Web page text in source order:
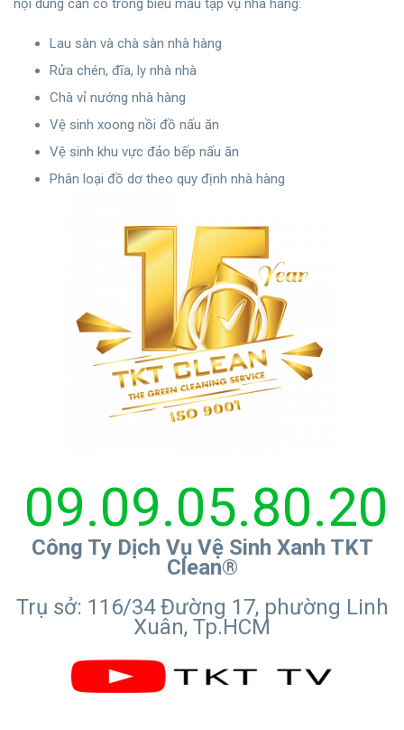
nội dung cần có trong biểu mẫu tạp vụ nhà hàng:
Lau sàn và chà sàn nhà hàng
Rửa chén, đĩa, ly nhà nhà
Chà vỉ nướng nhà hàng
Vệ sinh xoong nồi đồ nấu ăn
Vệ sinh khu vực đảo bếp nấu ăn
Phân loại đồ dơ theo quy định nhà hàng
09.09.05.80.20
Công Ty Dịch Vụ Vệ Sinh Xanh TKT
Clean®
Trụ sở: 116/34 Đường 17, phường Linh
Xuân, Tp.HCM